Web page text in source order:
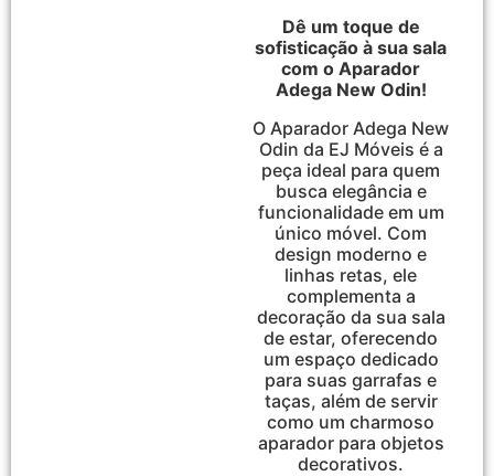
Dê um toque de
sofisticação à sua sala
com o Aparador
Adega New Odin!
O Aparador Adega New
Odin da EJ Móveis é a
peça ideal para quem
busca elegância e
funcionalidade em um
único móvel. Com
design moderno e
linhas retas, ele
complementa a
decoração da sua sala
de estar, oferecendo
um espaço dedicado
para suas garrafas e
taças, além de servir
como um charmoso
aparador para objetos
decorativos.